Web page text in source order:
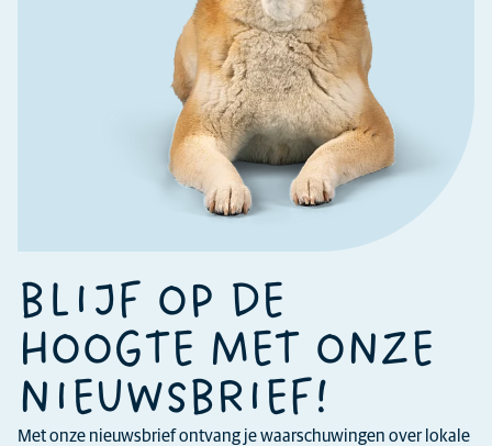
BLIJF OP DE
HOOGTE MET ONZE
NIEUWSBRIEF!
Met onze nieuwsbrief ontvang je waarschuwingen over lokale